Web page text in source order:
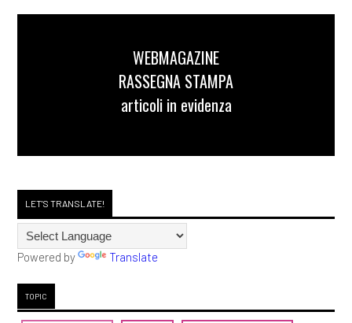
WEBMAGAZINE
RASSEGNA STAMPA
articoli in evidenza
LET'S TRANSLATE!
Powered by Translate
TOPIC